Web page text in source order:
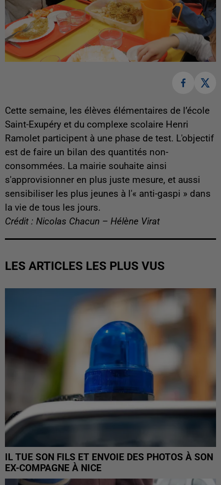
Cette semaine, les élèves élémentaires de l’école
Saint-Exupéry et du complexe scolaire Henri
Ramolet participent à une phase de test. L'objectif
est de faire un bilan des quantités non-
consommées. La mairie souhaite ainsi
s'approvisionner en plus juste mesure, et aussi
sensibiliser les plus jeunes à l'« anti-gaspi » dans
la vie de tous les jours.
Crédit : Nicolas Chacun – Hélène Virat
LES ARTICLES LES PLUS VUS
IL TUE SON FILS ET ENVOIE DES PHOTOS À SON
EX-COMPAGNE À NICE